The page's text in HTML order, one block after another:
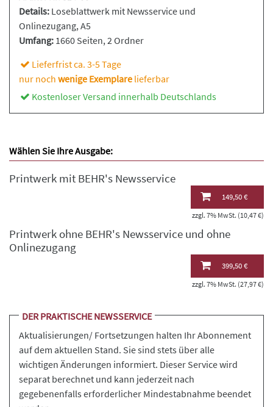
Details: Loseblattwerk mit Newsservice und
Onlinezugang, A5
Umfang: 1660 Seiten, 2 Ordner
Lieferfrist ca. 3-5 Tage
nur noch wenige Exemplare lieferbar
Kostenloser Versand innerhalb Deutschlands
Wählen Sie Ihre Ausgabe:
Printwerk mit BEHR's Newsservice
149,50 €
zzgl. 7% MwSt. (10,47 €)
Printwerk ohne BEHR's Newsservice und ohne
Onlinezugang
399,50 €
zzgl. 7% MwSt. (27,97 €)
DER PRAKTISCHE NEWSSERVICE
Aktualisierungen/ Fortsetzungen halten Ihr Abonnement
auf dem aktuellen Stand. Sie sind stets über alle
wichtigen Änderungen informiert. Dieser Service wird
separat berechnet und kann jederzeit nach
gegebenenfalls erforderlicher Mindestabnahme beendet